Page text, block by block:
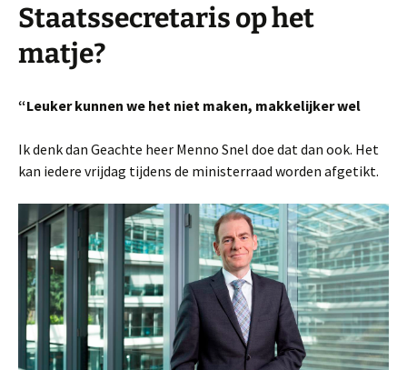
Staatssecretaris op het
matje?
“Leuker kunnen we het niet maken, makkelijker wel
Ik denk dan Geachte heer Menno Snel doe dat dan ook. Het
kan iedere vrijdag tijdens de ministerraad worden afgetikt.